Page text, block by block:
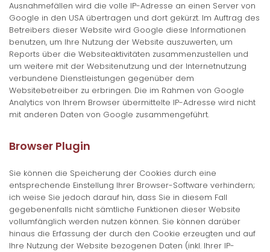
Ausnahmefällen wird die volle IP-Adresse an einen Server von
Google in den USA übertragen und dort gekürzt. Im Auftrag des
Betreibers dieser Website wird Google diese Informationen
benutzen, um Ihre Nutzung der Website auszuwerten, um
Reports über die Websiteaktivitäten zusammenzustellen und
um weitere mit der Websitenutzung und der Internetnutzung
verbundene Dienstleistungen gegenüber dem
Websitebetreiber zu erbringen. Die im Rahmen von Google
Analytics von Ihrem Browser übermittelte IP-Adresse wird nicht
mit anderen Daten von Google zusammengeführt.
Browser Plugin
Sie können die Speicherung der Cookies durch eine
entsprechende Einstellung Ihrer Browser-Software verhindern;
ich weise Sie jedoch darauf hin, dass Sie in diesem Fall
gegebenenfalls nicht sämtliche Funktionen dieser Website
vollumfänglich werden nutzen können. Sie können darüber
hinaus die Erfassung der durch den Cookie erzeugten und auf
Ihre Nutzung der Website bezogenen Daten (inkl. Ihrer IP-